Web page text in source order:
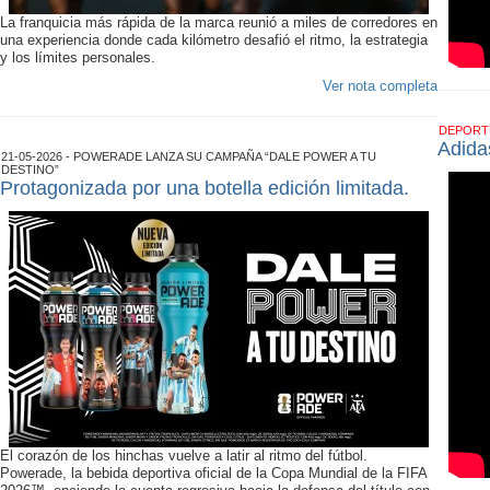
La franquicia más rápida de la marca reunió a miles de corredores en
una experiencia donde cada kilómetro desafió el ritmo, la estrategia
y los límites personales.
Ver nota completa
21-05-2026 - POWERADE LANZA SU CAMPAÑA “DALE POWER A TU
DESTINO”
Protagonizada por una botella edición limitada.
El corazón de los hinchas vuelve a latir al ritmo del fútbol.
Powerade, la bebida deportiva oficial de la Copa Mundial de la FIFA